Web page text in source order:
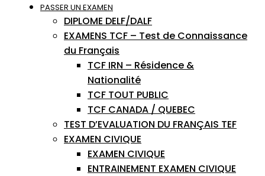
PASSER UN EXAMEN
DIPLOME DELF/DALF
EXAMENS TCF – Test de Connaissance
du Français
TCF IRN – Résidence &
Nationalité
TCF TOUT PUBLIC
TCF CANADA / QUEBEC
TEST D’EVALUATION DU FRANÇAIS TEF
EXAMEN CIVIQUE
EXAMEN CIVIQUE
ENTRAINEMENT EXAMEN CIVIQUE